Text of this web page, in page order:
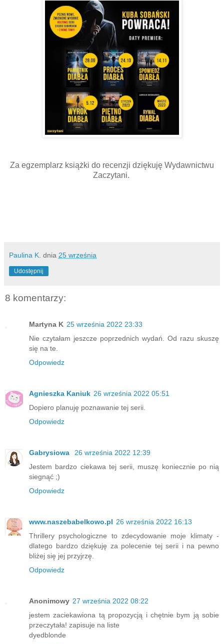
Za egzemplarz książki do recenzji dziękuję Wydawnictwu
Zaczytani.
Paulina K. dnia 25 września
Udostępnij
8 komentarzy:
Martyna K 25 września 2022 23:33
Nie czytałam jeszcze poprzednich wydań. Od razu skuszę
się na te.
Odpowiedz
Agnieszka Kaniuk 26 września 2022 05:51
Dopiero planuję poznawanie tej serii.
Odpowiedz
Gabrysiowa
26 września 2022 12:39
Jestem bardzo ciekawa tej serii, muszę koniecznie po nią
siegnąć ;)
Odpowiedz
www.naszebabelkowo.pl 26 września 2022 16:13
Thrillery psychologiczne to zdecydowanie moje klimaty -
dlatego bardzo dziękuję za polecenie tej serii i na pewno
bliżej się jej przyjrzę.
Odpowiedz
Anonimowy 27 września 2022 08:22
jestem zaciekawiona tą propozycją i chętnie bym ją sobie
przeczytała! zapisuje na liste
dyedblonde